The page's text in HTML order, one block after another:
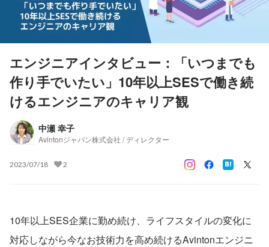
エンジニアインタビュー：「いつまでも
作り手でいたい」10年以上SESで働き続
けるエンジニアのキャリア観
中瀬 幸子
Avintonジャパン株式会社 / ディレクター
2023/07/18 2
10年以上SES企業に勤め続け、ライフスタイルの変化に
対応しながら今なお技術力を高め続けるAvintonエンジニ